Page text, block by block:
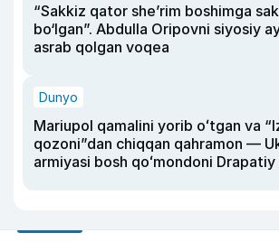
“Sakkiz qator she’rim boshimga
bo‘lgan”. Abdulla Oripovni siyosiy
asrab qolgan voqea
Dunyo
Mariupol qamalini yorib oʻtgan va
qozoni”dan chiqqan qahramon —
armiyasi bosh qoʻmondoni Drapatiy